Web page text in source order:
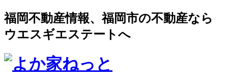
福岡不動産情報、福岡市の不動産なら
ウエスギエステートへ